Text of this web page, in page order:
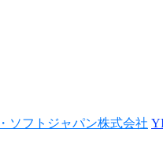
ソフトジャパン株式会社